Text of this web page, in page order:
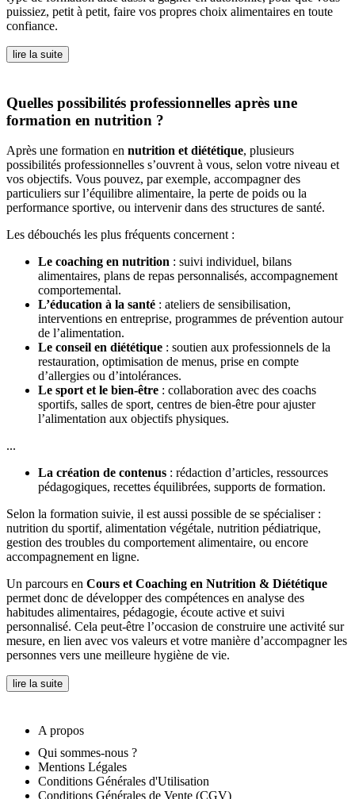
puissiez, petit à petit, faire vos propres choix alimentaires en toute
confiance.
lire la suite
Quelles possibilités professionnelles après une
formation en nutrition ?
Après une formation en nutrition et diététique, plusieurs
possibilités professionnelles s’ouvrent à vous, selon votre niveau et
vos objectifs. Vous pouvez, par exemple, accompagner des
particuliers sur l’équilibre alimentaire, la perte de poids ou la
performance sportive, ou intervenir dans des structures de santé.
Les débouchés les plus fréquents concernent :
Le coaching en nutrition : suivi individuel, bilans
alimentaires, plans de repas personnalisés, accompagnement
comportemental.
L’éducation à la santé : ateliers de sensibilisation,
interventions en entreprise, programmes de prévention autour
de l’alimentation.
Le conseil en diététique : soutien aux professionnels de la
restauration, optimisation de menus, prise en compte
d’allergies ou d’intolérances.
Le sport et le bien-être : collaboration avec des coachs
sportifs, salles de sport, centres de bien-être pour ajuster
l’alimentation aux objectifs physiques.
...
La création de contenus : rédaction d’articles, ressources
pédagogiques, recettes équilibrées, supports de formation.
Selon la formation suivie, il est aussi possible de se spécialiser :
nutrition du sportif, alimentation végétale, nutrition pédiatrique,
gestion des troubles du comportement alimentaire, ou encore
accompagnement en ligne.
Un parcours en Cours et Coaching en Nutrition & Diététique
permet donc de développer des compétences en analyse des
habitudes alimentaires, pédagogie, écoute active et suivi
personnalisé. Cela peut-être l’occasion de construire une activité sur
mesure, en lien avec vos valeurs et votre manière d’accompagner les
personnes vers une meilleure hygiène de vie.
lire la suite
A propos
Qui sommes-nous ?
Mentions Légales
Conditions Générales d'Utilisation
Conditions Générales de Vente (CGV)